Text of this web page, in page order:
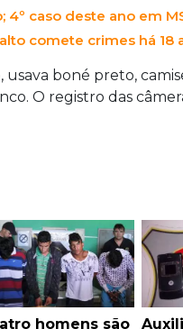
caso deste ano em
comete crimes há 18
usava boné preto,
O registro das
homens são